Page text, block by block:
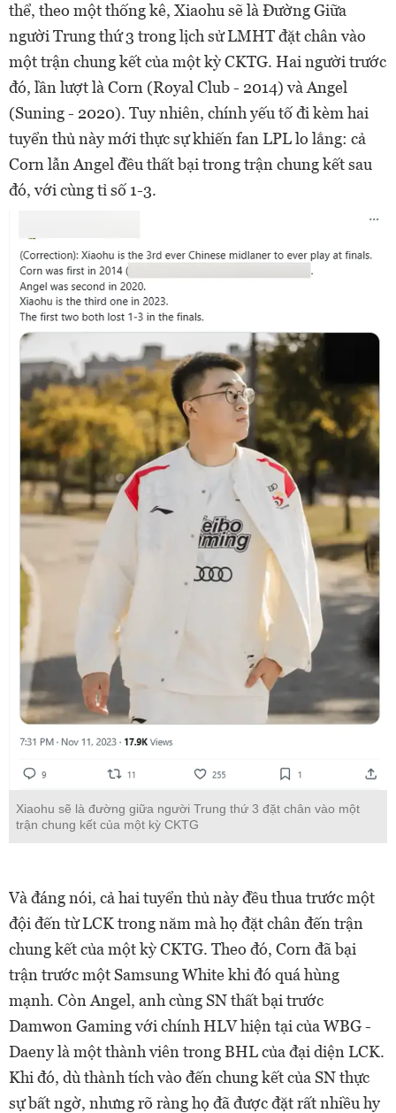
thể, theo một thống kê, Xiaohu sẽ là Đường Giữa
người Trung thứ 3 trong lịch sử LMHT đặt chân vào
một trận chung kết của một kỳ CKTG. Hai người trước
đó, lần lượt là Corn (Royal Club - 2014) và Angel
(Suning - 2020). Tuy nhiên, chính yếu tố đi kèm hai
tuyển thủ này mới thực sự khiến fan LPL lo lắng: cả
Corn lẫn Angel đều thất bại trong trận chung kết sau
đó, với cùng tỉ số 1-3.
Xiaohu sẽ là đường giữa người Trung thứ 3 đặt chân vào một
trận chung kết của một kỳ CKTG
Và đáng nói, cả hai tuyển thủ này đều thua trước một
đội đến từ LCK trong năm mà họ đặt chân đến trận
chung kết của một kỳ CKTG. Theo đó, Corn đã bại
trận trước một Samsung White khi đó quá hùng
mạnh. Còn Angel, anh cùng SN thất bại trước
Damwon Gaming với chính HLV hiện tại của WBG -
Daeny là một thành viên trong BHL của đại diện LCK.
Khi đó, dù thành tích vào đến chung kết của SN thực
sự bất ngờ, nhưng rõ ràng họ đã được đặt rất nhiều hy